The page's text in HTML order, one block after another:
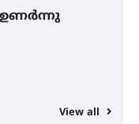
ഉണർന്നു
View all
ചെയ്യുന്നു